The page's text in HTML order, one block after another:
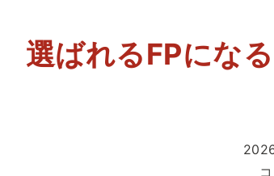
選ばれるFPにな